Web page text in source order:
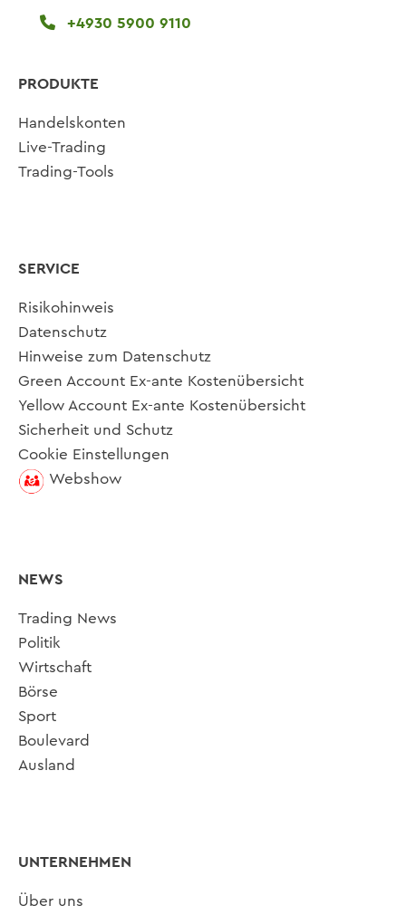
+4930 5900 9110
PRODUKTE
Handelskonten
Live-Trading
Trading-Tools
SERVICE
Risikohinweis
Datenschutz
Hinweise zum Datenschutz
Green Account Ex-ante Kostenübersicht
Yellow Account Ex-ante Kostenübersicht
Sicherheit und Schutz
Cookie Einstellungen
Webshow
NEWS
Trading News
Politik
Wirtschaft
Börse
Sport
Boulevard
Ausland
UNTERNEHMEN
Über uns